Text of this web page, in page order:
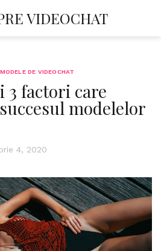
VIDEOCHAT
DE VIDEOCHAT
3 factori care
modelelor
4, 2020